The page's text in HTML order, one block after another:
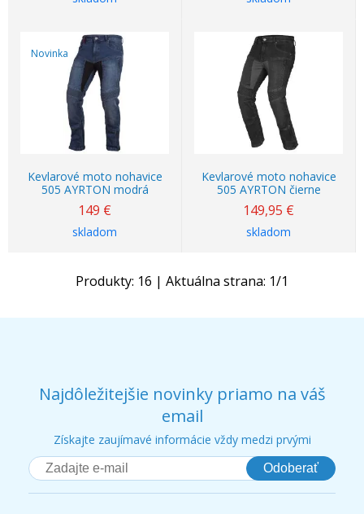
Novinka
Kevlarové moto nohavice
505 AYRTON modrá
149 €
skladom
Kevlarové moto nohavice
505 AYRTON čierne
149,95 €
skladom
Produkty: 16 | Aktuálna strana: 1/1
Najdôležitejšie novinky priamo na váš
email
Získajte zaujímavé informácie vždy medzi prvými
Odoberať